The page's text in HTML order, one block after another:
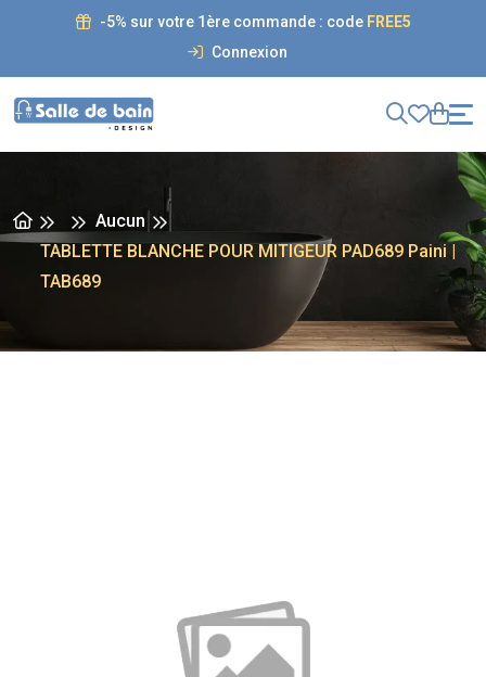
-5% sur votre 1ère commande : code FREE5
Connexion
Aucun
TABLETTE BLANCHE POUR MITIGEUR PAD689 Paini |
TAB689